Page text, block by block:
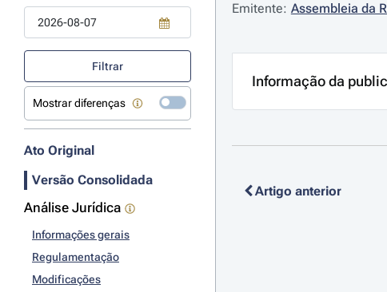
Filtrar
Mostrar diferenças
Ato Original
Versão Consolidada
Análise Jurídica
Informações gerais
Regulamentação
Modificações
Emitente: Assembleia da
Informação da
Artigo anterior